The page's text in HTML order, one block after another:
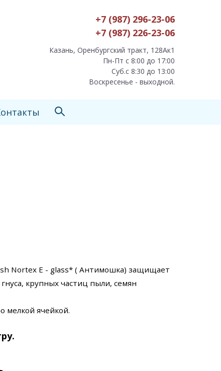
+7 (987) 296-23-06
+7 (987) 226-23-06
Казань, Оренбургский тракт, 128Ак1
Пн-Пт с 8:00 до 17:00
Суб.с 8:30 до 13:00
Воскресенье - выходной.
Nortex E - glass* ( Антимошка) защищает
крупных частиц пыли, семян
мелкой ячейкой.